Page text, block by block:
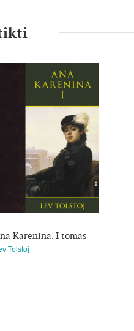
Karenina. I tomas
Tolstoj